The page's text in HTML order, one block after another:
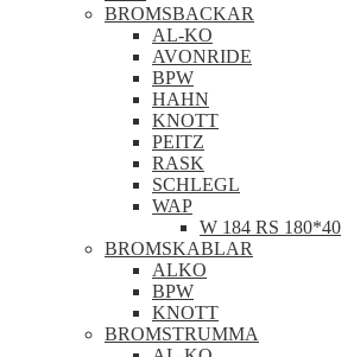
BROMSBACKAR
AL-KO
AVONRIDE
BPW
HAHN
KNOTT
PEITZ
RASK
SCHLEGL
WAP
W 184 RS 180*40
BROMSKABLAR
ALKO
BPW
KNOTT
BROMSTRUMMA